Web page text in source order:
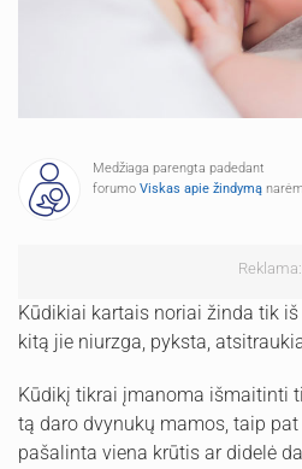
Medžiaga parengta padedant
forumo Viskas apie žindymą
Reklama:
Kūdikiai kartais noriai žinda tik
kitą jie niurzga, pyksta,
Kūdikį tikrai įmanoma išmaitinti
tą daro dvynukų mamos, taip
pašalinta viena krūtis ar didelė